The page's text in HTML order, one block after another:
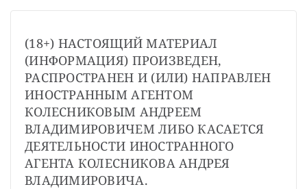
(18+) НАСТОЯЩИЙ МАТЕРИАЛ
(ИНФОРМАЦИЯ) ПРОИЗВЕДЕН,
РАСПРОСТРАНЕН И (ИЛИ) НАПРАВЛЕН
ИНОСТРАННЫМ АГЕНТОМ
КОЛЕСНИКОВЫМ АНДРЕЕМ
ВЛАДИМИРОВИЧЕМ ЛИБО КАСАЕТСЯ
ДЕЯТЕЛЬНОСТИ ИНОСТРАННОГО
АГЕНТА КОЛЕСНИКОВА АНДРЕЯ
ВЛАДИМИРОВИЧА.